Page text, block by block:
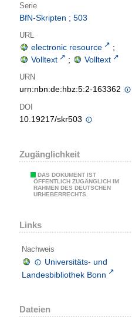
Serie
BfN-Skripten ; 503
URL
electronic resource
;
Volltext
; Volltext
URN
urn:nbn:de:hbz:5:2-163362
DOI
10.19217/skr503
Zugänglichkeit
DAS DOKUMENT IST
ÖFFENTLICH ZUGÄNGLICH IM
RAHMEN DES DEUTSCHEN
URHEBERRECHTS.
Links
Nachweis
Universitäts- und
Landesbibliothek Bonn
Dateien